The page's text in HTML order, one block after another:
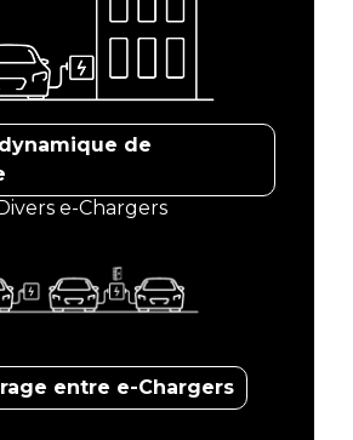
de
Divers e-Chargers
entre e-Chargers